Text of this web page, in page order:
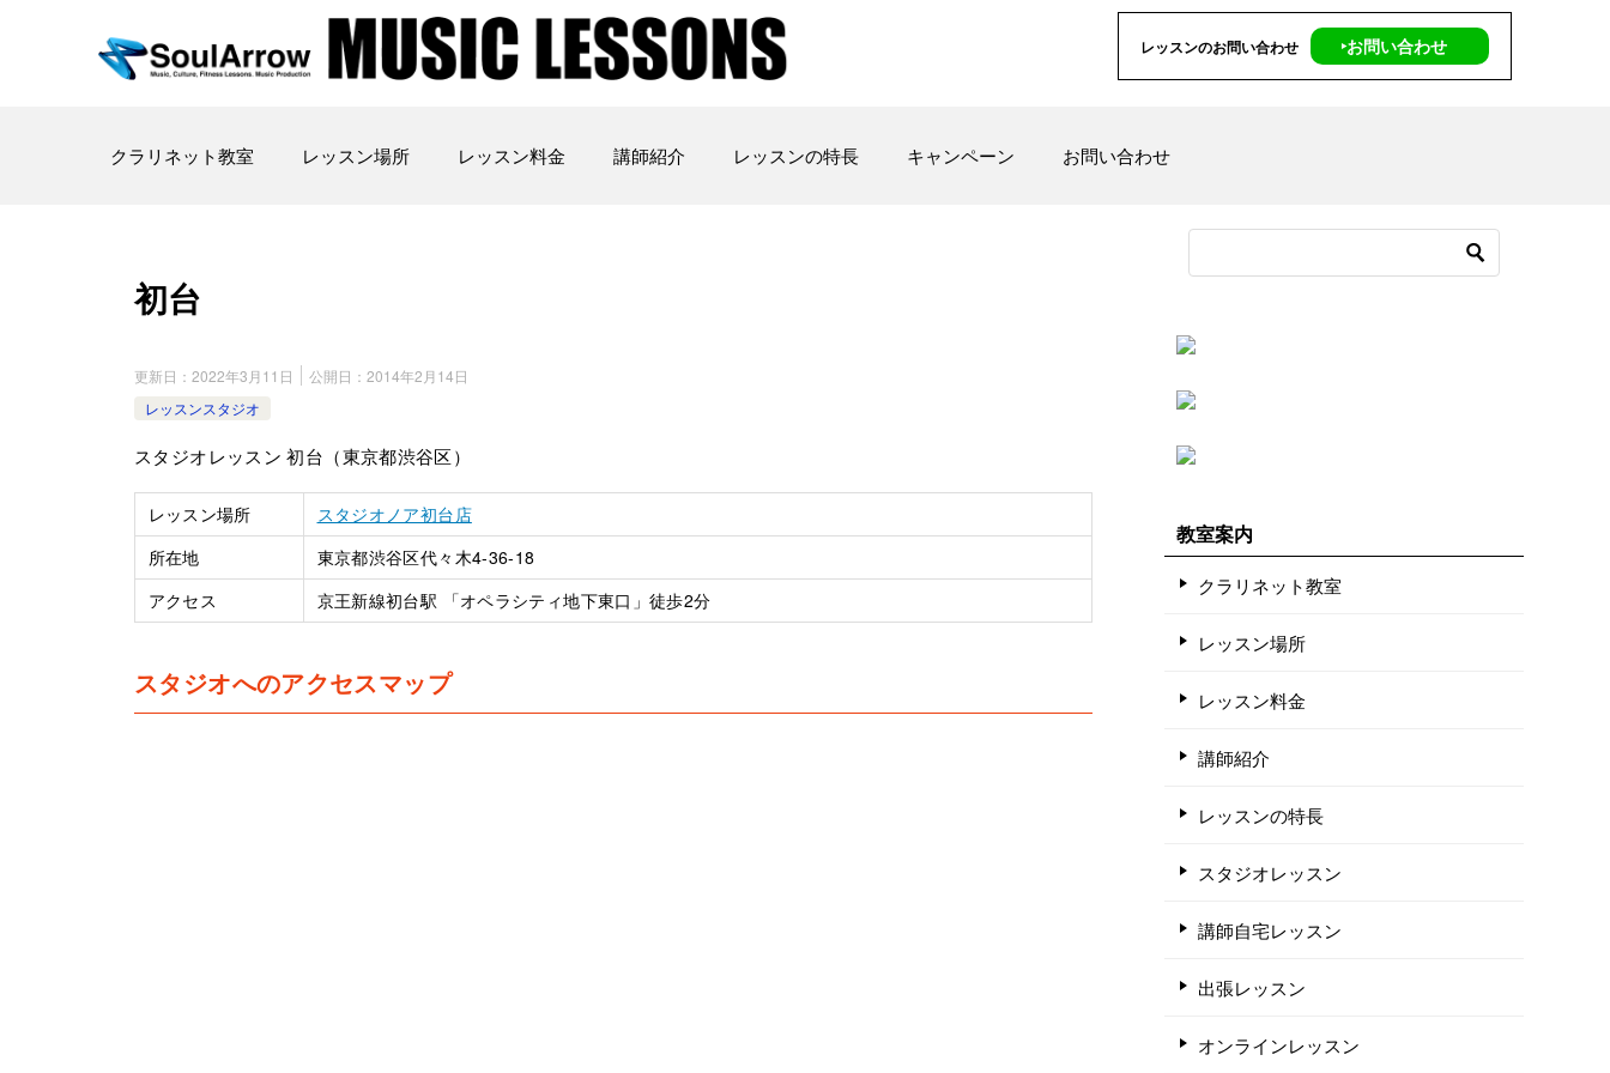
レッスンのお問い合わせ ‣お問い合わせ
クラリネット教室 レッスン場所 レッスン料金 講師紹介 レッスンの特長 キャンペーン お問い合わせ
初台
更新日： 2022年3月11日 公開日： 2014年2月14日
レッスンスタジオ
スタジオレッスン 初台（東京都渋谷区）
レッスン場所
スタジオノア初台店
所在地
東京都渋谷区代々木4-36-18
アクセス
京王新線初台駅 「オペラシティ地下東口」徒歩2分
スタジオへのアクセスマップ
教室案内
クラリネット教室
レッスン場所
レッスン料金
講師紹介
レッスンの特長
スタジオレッスン
講師自宅レッスン
出張レッスン
オンラインレッスン